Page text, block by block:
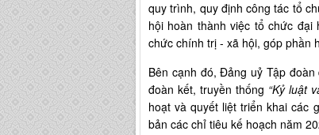
quy trình, quy định công tác tổ
hội hoàn thành việc tổ chức
chức chính trị - xã hội, góp phần
Bên cạnh đó, Đảng uỷ Tập
đoàn kết, truyền thống “Kỷ luật
hoạt và quyết liệt triển khai các
bản các chỉ tiêu kế hoạch năm